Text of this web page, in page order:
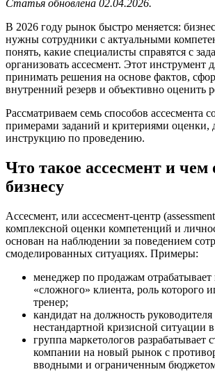
Статья обновлена 02.04.2026.
В 2026 году рынок быстро меняется:
нужны сотрудники с актуальными
понять, какие специалисты справятся с
организовать ассесмент. Этот инструмент
принимать решения на основе фактов,
внутренний резерв и объективно оценить
Рассматриваем семь способов ассесмента
примерами заданий и критериями оценки,
инструкцию по проведению.
Что такое ассесмент и чем
бизнесу
Ассесмент, или ассесмент-центр
комплексной оценки компетенций и
основан на наблюдении за поведением
смоделированных ситуациях. Примеры:
менеджер по продажам отрабатывает
«сложного» клиента, роль которого
тренер;
кандидат на должность
нестандартной кризисной ситуации
группа маркетологов разрабатывает
компании на новый рынок с
вводными и ограниченным